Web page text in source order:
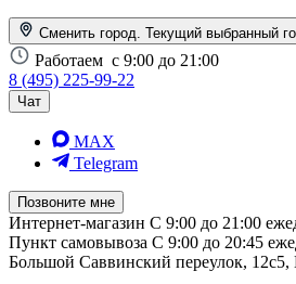
Сменить город. Текущий выбранный
Работаем с 9:00 до 21:00
8 (495) 225-99-22
Чат
MAX
Telegram
Позвоните мне
Интернет-магазин С 9:00 до 21:00
Пункт самовывоза С 9:00 до 20:45
Большой Саввинский переулок, 12с5,